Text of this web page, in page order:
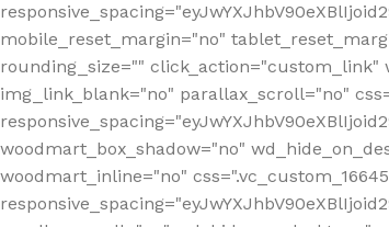
mobile_reset_margin="no"
rounding_size="" click_action="custom_link"
img_link_blank="no" parallax_scroll="no"
woodmart_box_shadow="no"
woodmart_inline="no"